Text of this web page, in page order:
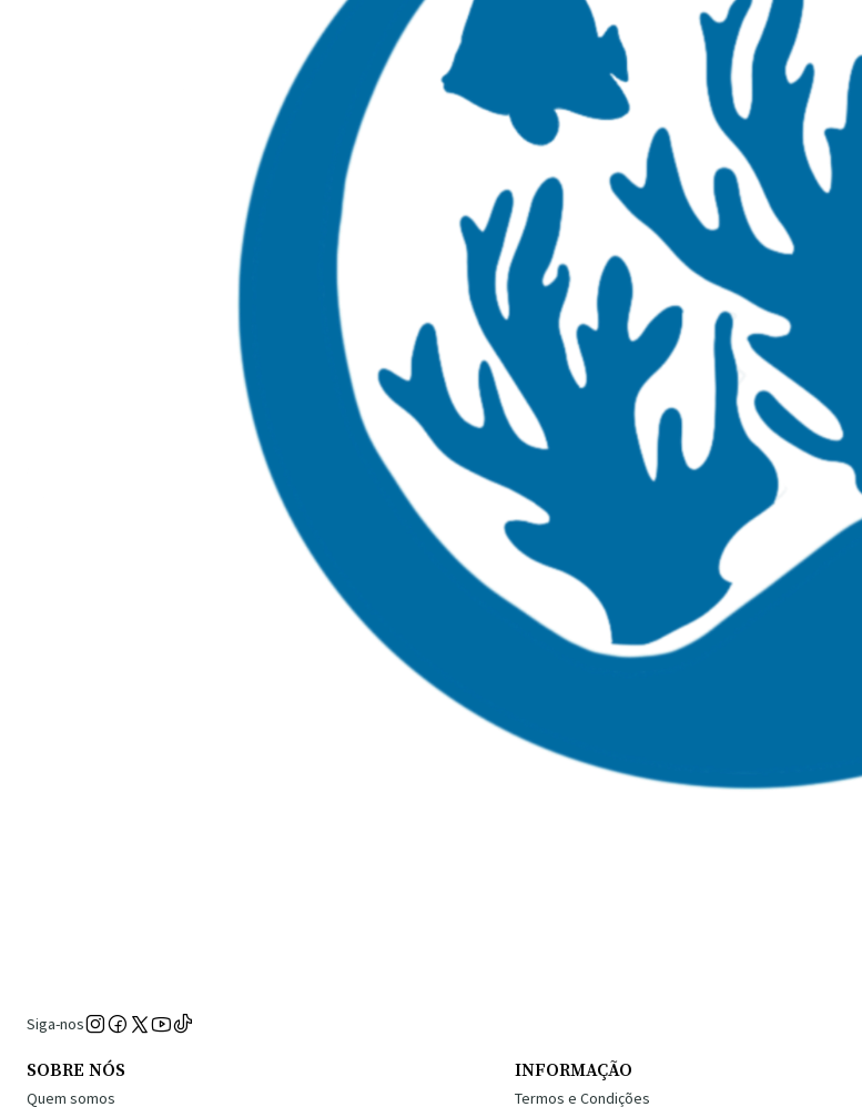
Siga-nos
SOBRE NÓS
Quem somos
INFORMAÇÃO
Termos e Condições